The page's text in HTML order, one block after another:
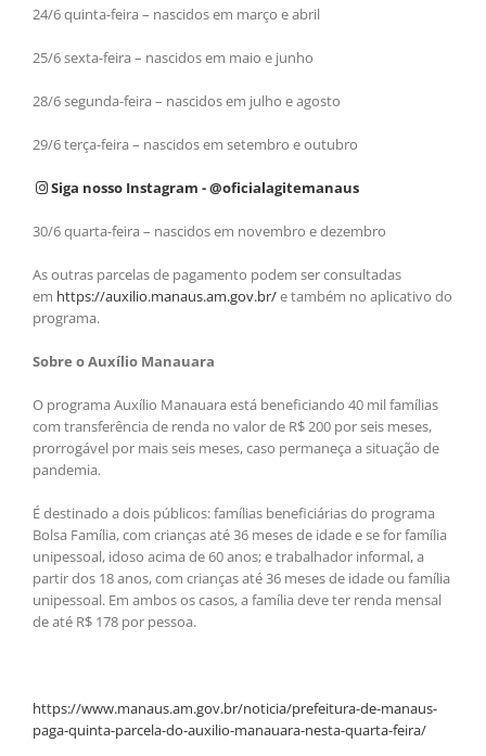
24/6 quinta-feira – nascidos em março e abril
25/6 sexta-feira – nascidos em maio e junho
28/6 segunda-feira – nascidos em julho e agosto
29/6 terça-feira – nascidos em setembro e outubro
Siga nosso Instagram - @oficialagitemanaus
30/6 quarta-feira – nascidos em novembro e dezembro
As outras parcelas de pagamento podem ser consultadas
em https://auxilio.manaus.am.gov.br/e também no aplicativo do
programa.
Sobre o Auxílio Manauara
O programa Auxílio Manauara está beneficiando 40 mil famílias
com transferência de renda no valor de R$ 200 por seis meses,
prorrogável por mais seis meses, caso permaneça a situação de
pandemia.
É destinado a dois públicos: famílias beneficiárias do programa
Bolsa Família, com crianças até 36 meses de idade e se for família
unipessoal, idoso acima de 60 anos; e trabalhador informal, a
partir dos 18 anos, com crianças até 36 meses de idade ou família
unipessoal. Em ambos os casos, a família deve ter renda mensal
de até R$ 178 por pessoa.
https://www.manaus.am.gov.br/noticia/prefeitura-de-manaus-
paga-quinta-parcela-do-auxilio-manauara-nesta-quarta-feira/